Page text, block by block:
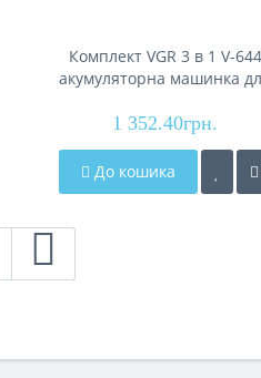
Комплект VGR 3 в 1 V-644
акумуляторна машинка
та електробритва (шейвер)
1 352.40грн.
До кошика